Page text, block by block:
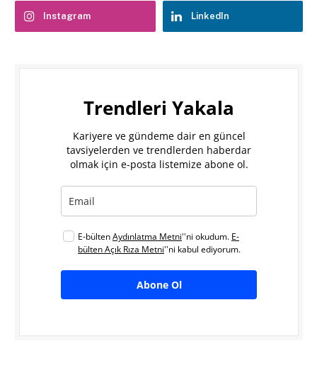
Instagram LinkedIn
Trendleri Yakala
Kariyere ve gündeme dair en güncel
tavsiyelerden ve trendlerden haberdar
olmak için e-posta listemize abone ol.
E-bültenAydınlatma Metni''ni okudum. E-
bülten Açık Rıza Metni''ni kabul ediyorum.
Abone Ol